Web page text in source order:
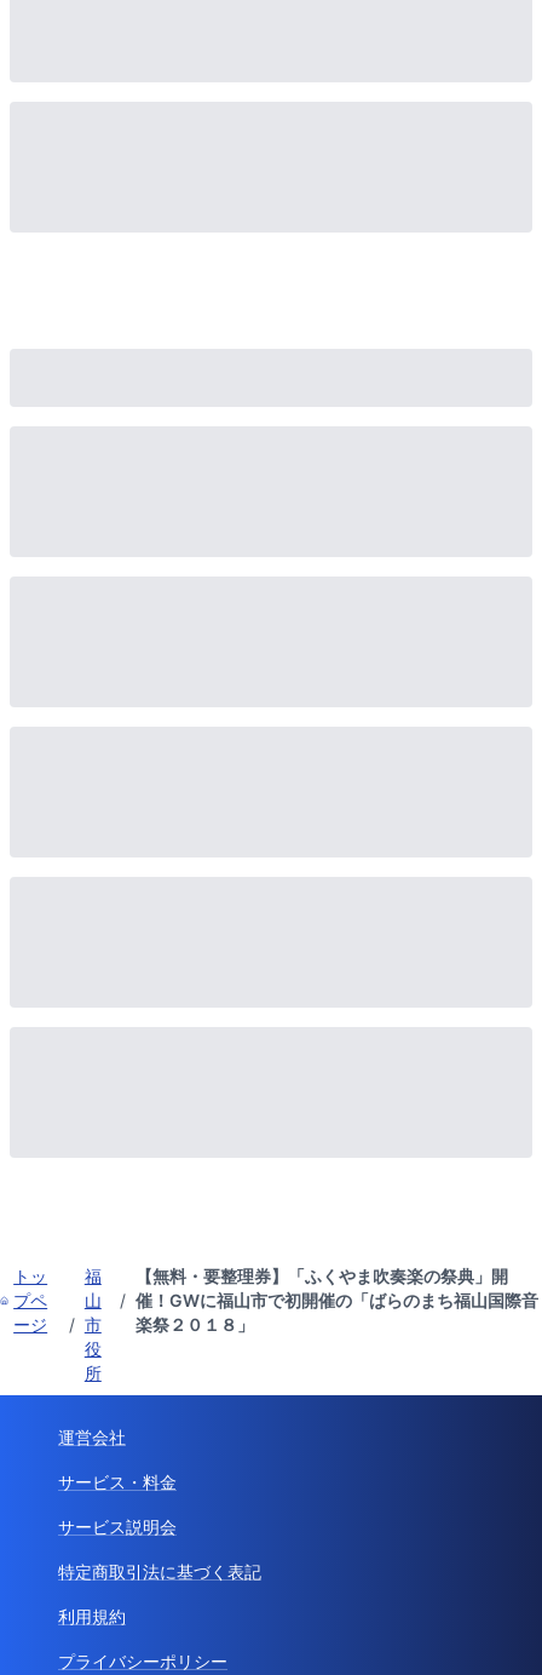
トッ
プペ
ージ
/
福
山
市
役
所
/
【無料・要整理券】「ふくやま吹奏楽の祭典」開
催！GWに福山市で初開催の「ばらのまち福山国際音
楽祭２０１８」
運営会社
サービス・料金
サービス説明会
特定商取引法に基づく表記
利用規約
プライバシーポリシー